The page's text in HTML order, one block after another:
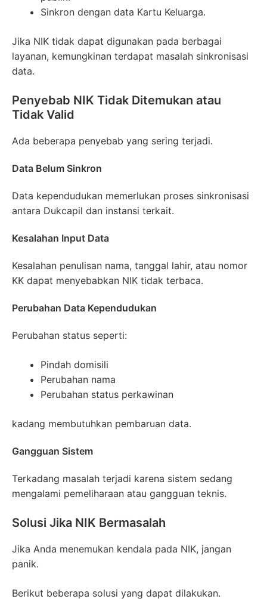
Sinkron dengan data Kartu Keluarga.
Jika NIK tidak dapat digunakan pada berbagai
layanan, kemungkinan terdapat masalah sinkronisasi
data.
Penyebab NIK Tidak Ditemukan atau
Tidak Valid
Ada beberapa penyebab yang sering terjadi.
Data Belum Sinkron
Data kependudukan memerlukan proses sinkronisasi
antara Dukcapil dan instansi terkait.
Kesalahan Input Data
Kesalahan penulisan nama, tanggal lahir, atau nomor
KK dapat menyebabkan NIK tidak terbaca.
Perubahan Data Kependudukan
Perubahan status seperti:
Pindah domisili
Perubahan nama
Perubahan status perkawinan
kadang membutuhkan pembaruan data.
Gangguan Sistem
Terkadang masalah terjadi karena sistem sedang
mengalami pemeliharaan atau gangguan teknis.
Solusi Jika NIK Bermasalah
Jika Anda menemukan kendala pada NIK, jangan
panik.
Berikut beberapa solusi yang dapat dilakukan.